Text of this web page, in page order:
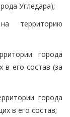
Угледара);
территорию
города
в его состав (за
города
в его состав;